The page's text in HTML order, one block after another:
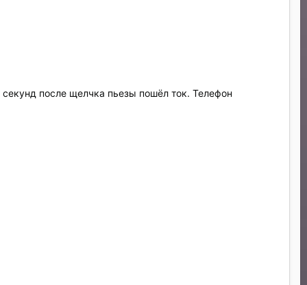
5-generation-process/35-portable-generators но это больше
после щелчка пьезы пошёл ток. Телефон